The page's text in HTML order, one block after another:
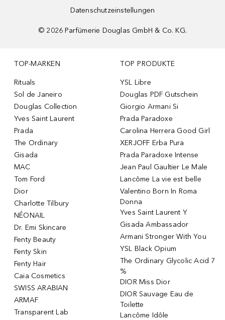
Datenschutzeinstellungen
© 2026 Parfümerie Douglas GmbH & Co. KG.
TOP-MARKEN
Rituals
Sol de Janeiro
Douglas Collection
Yves Saint Laurent
Prada
The Ordinary
Gisada
MAC
Tom Ford
Dior
Charlotte Tilbury
NÉONAIL
Dr. Emi Skincare
Fenty Beauty
Fenty Skin
Fenty Hair
Caia Cosmetics
SWISS ARABIAN
ARMAF
Transparent Lab
TOP PRODUKTE
YSL Libre
Douglas PDF Gutschein
Giorgio Armani Si
Prada Paradoxe
Carolina Herrera Good Girl
XERJOFF Erba Pura
Prada Paradoxe Intense
Jean Paul Gaultier Le Male
Lancôme La vie est belle
Valentino Born In Roma
Donna
Yves Saint Laurent Y
Gisada Ambassador
Armani Stronger With You
YSL Black Opium
The Ordinary Glycolic Acid 7
%
DIOR Miss Dior
DIOR Sauvage Eau de
Toilette
Lancôme Idôle